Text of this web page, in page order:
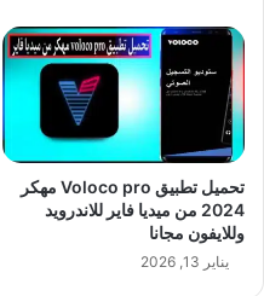
تحميل تطبيق Voloco pro مهكر
2024 من ميديا فاير للاندرويد
وللايفون مجانا
يناير 13, 2026